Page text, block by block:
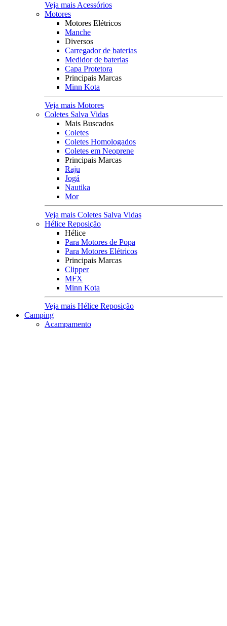
Veja mais Acessórios
Motores
Motores Elétricos
Manche
Diversos
Carregador de baterias
Medidor de baterias
Capa Protetora
Principais Marcas
Minn Kota
Veja mais Motores
Coletes Salva Vidas
Mais Buscados
Coletes
Coletes Homologados
Coletes em Neoprene
Principais Marcas
Raju
Jogá
Nautika
Mor
Veja mais Coletes Salva Vidas
Hélice Reposição
Hélice
Para Motores de Popa
Para Motores Elétricos
Principais Marcas
Clipper
MFX
Minn Kota
Veja mais Hélice Reposição
Camping
Acampamento